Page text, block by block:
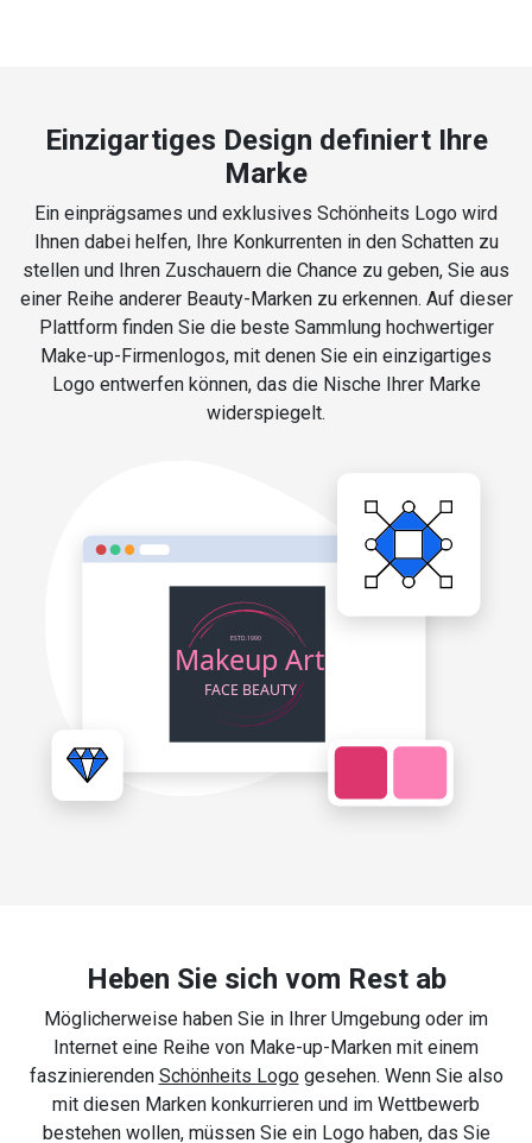
Einzigartiges Design definiert Ihre
Marke
Ein einprägsames und exklusives Schönheits Logo wird
Ihnen dabei helfen, Ihre Konkurrenten in den Schatten zu
stellen und Ihren Zuschauern die Chance zu geben, Sie aus
einer Reihe anderer Beauty-Marken zu erkennen. Auf dieser
Plattform finden Sie die beste Sammlung hochwertiger
Make-up-Firmenlogos, mit denen Sie ein einzigartiges
Logo entwerfen können, das die Nische Ihrer Marke
widerspiegelt.
Heben Sie sich vom Rest ab
Möglicherweise haben Sie in Ihrer Umgebung oder im
Internet eine Reihe von Make-up-Marken mit einem
faszinierenden Schönheits Logogesehen. Wenn Sie also
mit diesen Marken konkurrieren und im Wettbewerb
bestehen wollen, müssen Sie ein Logo haben, das Sie